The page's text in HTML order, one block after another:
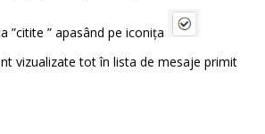
”citite ” apasând pe iconița
vizualizate tot în lista de mesaje primit